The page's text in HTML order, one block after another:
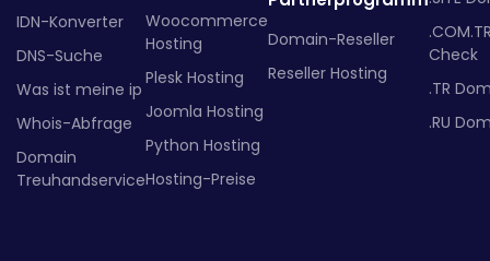
IDN-Konverter
DNS-Suche
Was ist meine ip
Whois-Abfrage
Domain
Treuhandservice
Woocommerce
Hosting
Plesk Hosting
Joomla Hosting
Python Hosting
Hosting-Preise
Domain-Reseller
Reseller Hosting
Check
.TR
.RU